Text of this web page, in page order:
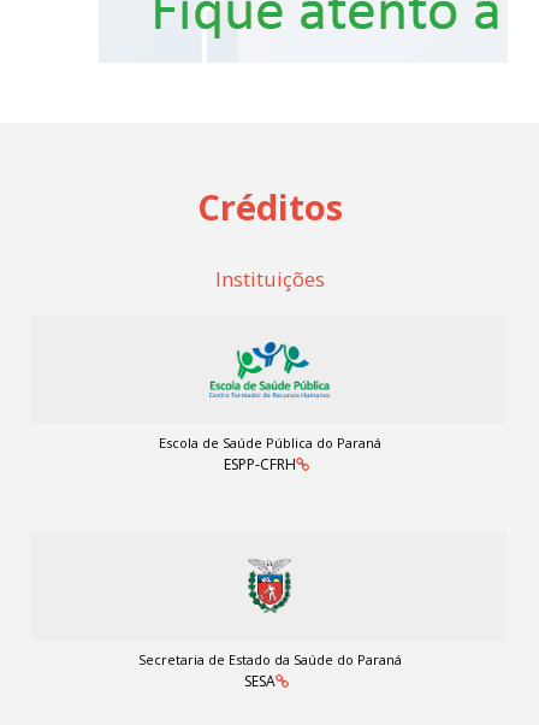
Créditos
Instituições
Escola de Saúde Pública do Paraná
ESPP-CFRH
Secretaria de Estado da Saúde do Paraná
SESA